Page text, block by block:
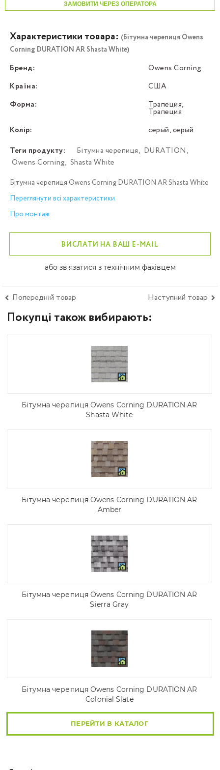
ЗАМОВИТИ ЧЕРЕЗ ОПЕРАТОРА
Характеристики товара: (Бітумна черепиця Owens
Corning DURATION AR Shasta White)
Бренд:
Owens Corning
Країна:
США
Форма:
Трапеция,
Трапеция
Колір:
серый, серый
Теги продукту:
Бітумна черепиця, DURATION,
Owens Corning, Shasta White
Бітумна черепиця Owens Corning DURATION AR Shasta White
Переглянути всі характеристики
Про монтаж
ВИСЛАТИ НА ВАШ E-MAIL
або зв'язатися з технічним фахівцем
Попередній товар Наступний товар
Покупці також вибирають:
Бітумна черепиця Owens Corning DURATION AR
Shasta White
Бітумна черепиця Owens Corning DURATION AR
Amber
Бітумна черепиця Owens Corning DURATION AR
Sierra Gray
Бітумна черепиця Owens Corning DURATION AR
Colonial Slate
ПЕРЕЙТИ В КАТАЛОГ